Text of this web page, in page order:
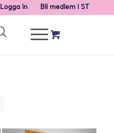
Logga in Bli medlem i ST